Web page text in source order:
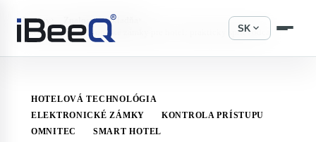
SK expand_more
Domov Znalostná základňa
Ako vyberať elektronické zámky pre hotel: praktický sprievodca
HOTELOVÁ TECHNOLÓGIA
ELEKTRONICKÉ ZÁMKY
KONTROLA PRÍSTUPU
OMNITEC
SMART HOTEL